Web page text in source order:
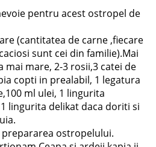
pentru acest ostropel de
(cantitatea de carne ,fiecare
sunt cei din familie).Mai
mai mare, 2-3 rosii,3 catei de
copti in prealabil, 1 legatura
ml ulei, 1 lingurita
lingurita delikat daca doriti si
prepararea ostropelului.